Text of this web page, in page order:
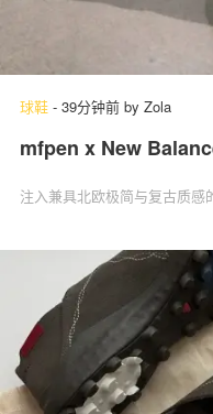
球鞋 - 39分钟前 by Zola
mfpen x New
注入兼具北欧极简与复古质感